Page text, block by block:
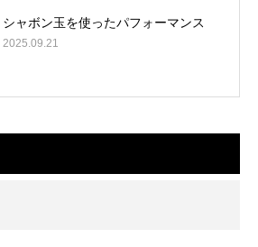
シャボン玉を使ったパフォーマンス
2025.09.21